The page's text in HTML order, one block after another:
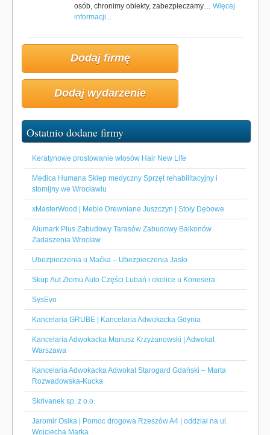
osób, chronimy obiekty, zabezpieczamy… Więcej
informacji...
Dodaj firmę
Dodaj wydarzenie
Ostatnio dodane firmy
Keratynowe prostowanie włosów Hair New Life
Medica Humana Sklep medyczny Sprzęt rehabilitacyjny i
stomijny we Wrocławiu
xMasterWood | Meble Drewniane Juszczyn | Stoły Dębowe
Alumark Plus Zabudowy Tarasów Zabudowy Balkonów
Zadaszenia Wrocław
Ubezpieczenia u Maćka – Ubezpieczenia Jasło
Skup Aut Złomu Auto Części Lubań i okolice u Konesera
SysEvo
Kancelaria GRUBE | Kancelaria Adwokacka Gdynia
Kancelaria Adwokacka Mariusz Krzyżanowski | Adwokat
Warszawa
Kancelaria Adwokacka Adwokat Starogard Gdański – Marta
Rozwadowska-Kucka
Skrivanek sp. z o.o.
Jaromir Osika | Pomoc drogowa Rzeszów A4 | oddział na ul.
Wojciecha Marka